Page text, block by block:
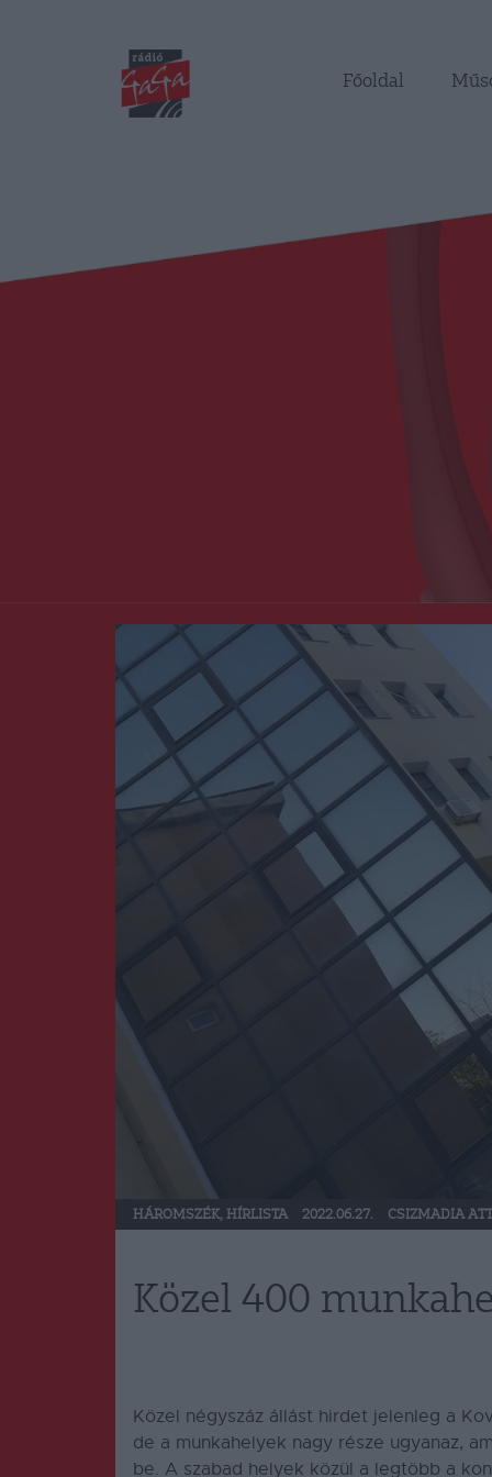
Főoldal
HÁROMSZÉK, HÍRLISTA 2022.06.27. CSIZMADIA
Közel 400
Közel négyszáz állást hirdet jelenleg a
de a munkahelyek nagy része ugyanaz,
be. A szabad helyek közül a legtöbb a